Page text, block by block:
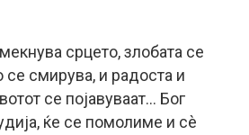
срцето, злобата се
се смирува, и радоста и
се појавуваат… Бог
ќе се помолиме и сè